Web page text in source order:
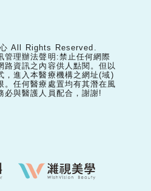
All Rights Reserved.
管理辦法聲明:禁止任何網際
路資訊之內容供人點閱。但以
，進入本醫療機構之網址(域)
。任何醫療處置均有其潛在風
必與醫護人員配合，謝謝!